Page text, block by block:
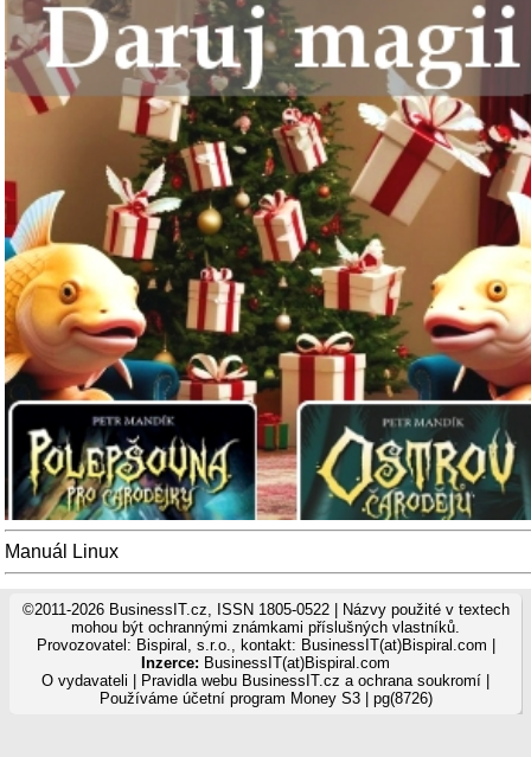
Manuál Linux
©2011-2026 BusinessIT.cz, ISSN 1805-0522 | Názvy použité v textech
mohou být ochrannými známkami příslušných vlastníků.
Provozovatel: Bispiral, s.r.o., kontakt: BusinessIT(at)Bispiral.com |
Inzerce: BusinessIT(at)Bispiral.com
O vydavateli
Pravidla webu BusinessIT.cz a ochrana soukromí
Používáme účetní program Money S3| pg(8726)